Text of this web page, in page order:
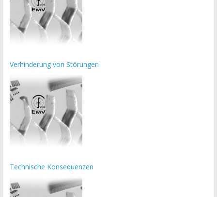
Verhinderung von Störungen
Technische Konsequenzen